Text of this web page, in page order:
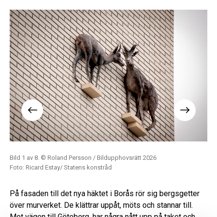
Bild 1 av 8. © Roland Persson / Bildupphovsrätt 2026
Foto: Ricard Estay/ Statens konstråd
På fasaden till det nya häktet i Borås rör sig bergsgetter
över murverket. De klättrar uppåt, möts och stannar till.